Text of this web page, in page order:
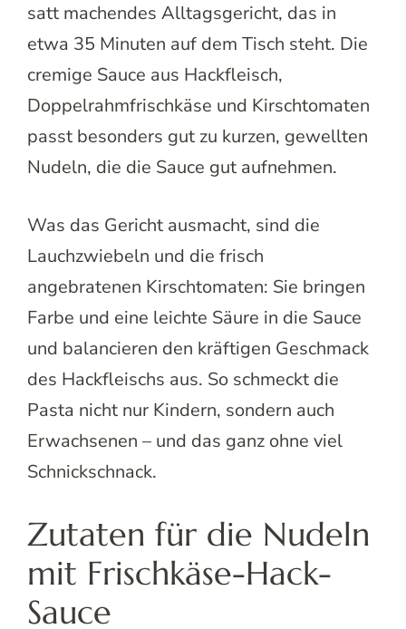
satt machendes Alltagsgericht, das in
etwa 35 Minuten auf dem Tisch steht. Die
cremige Sauce aus Hackfleisch,
Doppelrahmfrischkäse und Kirschtomaten
passt besonders gut zu kurzen, gewellten
Nudeln, die die Sauce gut aufnehmen.
Was das Gericht ausmacht, sind die
Lauchzwiebeln und die frisch
angebratenen Kirschtomaten: Sie bringen
Farbe und eine leichte Säure in die Sauce
und balancieren den kräftigen Geschmack
des Hackfleischs aus. So schmeckt die
Pasta nicht nur Kindern, sondern auch
Erwachsenen – und das ganz ohne viel
Schnickschnack.
Zutaten für die Nudeln
mit Frischkäse-Hack-
Sauce